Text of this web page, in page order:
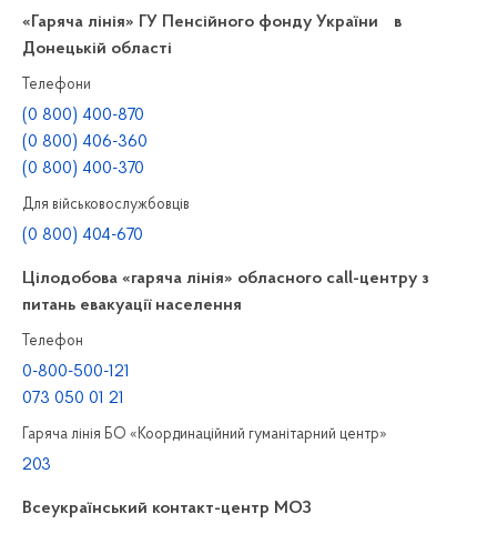
«Гаряча лінія» ГУ Пенсійного фонду України в
Донецькій області
Телефони
(0 800) 400-870
(0 800) 406-360
(0 800) 400-370
Для військовослужбовців
(0 800) 404-670
Цілодобова «гаряча лінія» обласного call-центру з
питань евакуації населення
Телефон
0-800-500-121
073 050 01 21
Гаряча лінія БО «Координаційний гуманітарний центр»
203
Всеукраїнський контакт-центр МОЗ